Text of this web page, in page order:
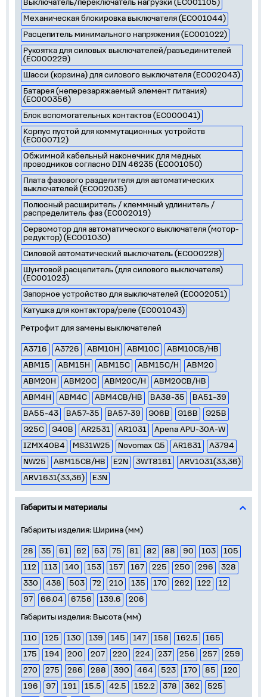
Выключатель/переключатель нагрузки (EC001105)
Механическая блокировка выключателя (EC001044)
Расцепитель минимального напряжения (EC001022)
Рукоятка для силовых выключателей/разъединителей
(EC000229)
Шасси (корзина) для силового выключателя (EC002043)
Батарея (неперезаряжаемый элемент питания)
(EC000356)
Блок вспомогательных контактов (EC000041)
Корпус пустой для коммутационных устройств
(EC000712)
Обжимной кабельный наконечник для медных
проводников согласно DIN 46235 (EC001050)
Плата фазового разделителя для автоматических
выключателей (EC002035)
Полюсный расширитель / клеммный удлинитель /
распределитель фаз (EC002019)
Сервомотор для автоматического выключателя (мотор-
редуктор) (EC001030)
Силовой автоматический выключатель (EC000228)
Шунтовой расцепитель (для силового выключателя)
(EC001023)
Запорное устройство для выключателей (EC002051)
Катушка для контактора/реле (EC001043)
Ретрофит для замены выключателей
A3716 A3726 АВМ10Н АВМ10С
АВМ10СВ/НВ
АВМ15
АВМ15Н АВМ15С АВМ15С/Н
АВМ20
АВМ20Н
АВМ20С АВМ20С/Н
АВМ20СВ/НВ
АВМ4Н
АВМ4С АВМ4СВ/НВ ВА38-35
ВА51-39
ВА55-43
ВА57-35 ВА57-39 Э06В Э16В
Э25В
Э25С
Э40В AR2531 AR1031
Apena APU-30A-W
IZMX40B4
MS31W25 Novomax G5 AR1631
А3794
NW25
АВМ15СВ/НВ E2N 3WT8161
ARV1031(33,36)
ARV1631(33,36)
E3N
Габариты и материалы
Габариты изделия: Ширина (мм)
28 35 61 62 63 75 81 82 88 90 103
105
112
113 140 153 157 167 225 250 296
328
330
438 503 72 210 135 170 262 122
12
97
66.04 67.56 139.6
206
Габариты изделия: Высота (мм)
110 125 130 139 145 147 158 162.5
165
175
194 200 207 220 224 237 256 257
259
270
275 286 288 390 464 523 170 85
120
196
97 191 15.5 42.5 152.2 378 362
525